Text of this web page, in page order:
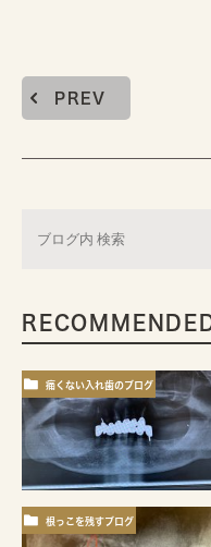
PREV
痛くない入れ歯のブログ
根っこを残すブログ